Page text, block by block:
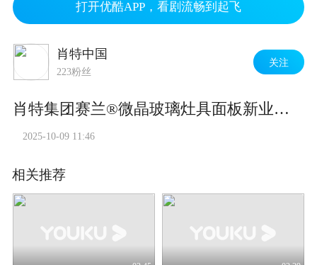
打开优酷APP，看剧流畅到起飞
肖特中国
223粉丝
关注
肖特集团赛兰®微晶玻璃灶具面板新业务产品经理彼得同行纪
2025-10-09 11:46
相关推荐